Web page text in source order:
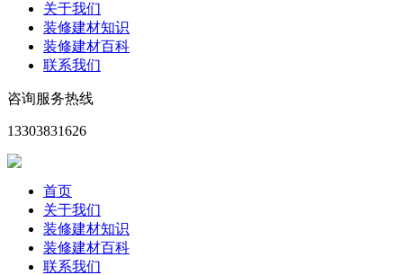
关于我们
装修建材知识
装修建材百科
联系我们
咨询服务热线
13303831626
首页
关于我们
装修建材知识
装修建材百科
联系我们